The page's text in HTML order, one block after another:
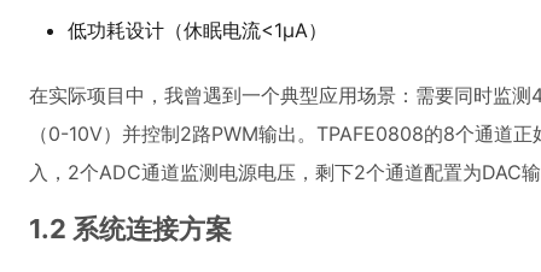
低功耗设计（休眠电流<1μA）
在实际项目中，我曾遇到一个典型应用场景：需要同时监
（0-10V）并控制2路PWM输出。TPAFE0808的8个通道
入，2个ADC通道监测电源电压，剩下2个通道配置为DAC
1.2 系统连接方案